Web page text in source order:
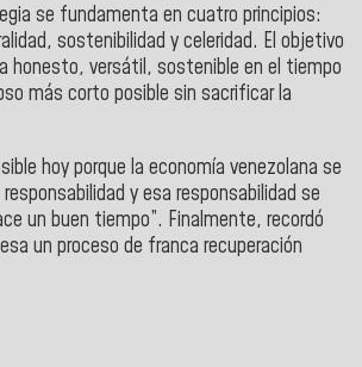
se fundamenta en cuatro principios:
sostenibilidad y celeridad. El objetivo
honesto, versátil, sostenible en el tiempo
más corto posible sin sacrificar la
hoy porque la economía venezolana se
y esa responsabilidad se
un buen tiempo”. Finalmente, recordó
un proceso de franca recuperación